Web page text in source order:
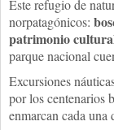
Este refugio de
norpatagónicos:
patrimonio
parque nacional
Excursiones
por los centenarios
enmarcan cada una